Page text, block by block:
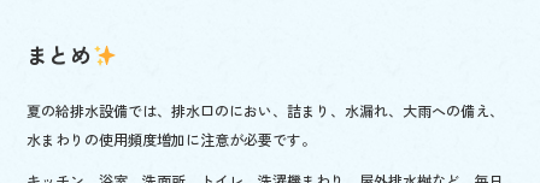
まとめ
夏の給排水設備では、排水口のにおい、詰まり、水漏れ、大雨への備え、
水まわりの使用頻度増加に注意が必要です。